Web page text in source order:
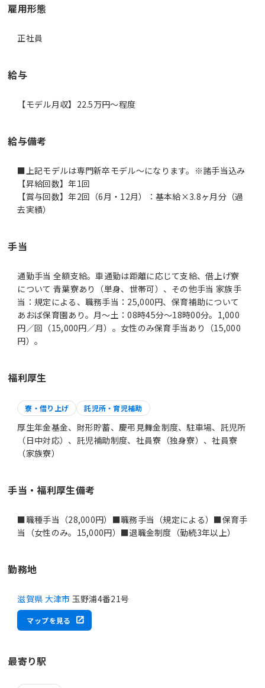
雇用形態
正社員
給与
【モデル月収】22.5万円〜程度
給与備考
■上記モデルは専門新卒モデル～になります。※諸手当込み
【昇給回数】年1回
【賞与回数】年2回（6月・12月）：基本給×3.8ヶ月分（過
去実績）
手当
通勤手当 全額支給。車通勤は距離に応じて支給、借上げ寮
について 青葉寮あり（単身、世帯可）、その他手当 家族手
当：規定による、職務手当：25,000円、保育補助について
あおば保育園あり。月～土：08時45分～18時00分。1,000
円／回（15,000円／月）。女性のみ保育手当あり（15,000
円）。
福利厚生
寮・借り上げ 託児所・育児補助
厚生年金基金、財形貯蓄、慶弔見舞金制度、駐車場、託児所
（日中対応）、託児補助制度、社員寮（独身寮）、社員寮
（家族寮）
手当・福利厚生備考
■職種手当（28,000円）■職務手当（規定による）■保育手
当（女性のみ。15,000円）■退職金制度（勤続3年以上）
勤務地
滋賀県 大津市 玉野浦4番21号
マップを見る
最寄り駅